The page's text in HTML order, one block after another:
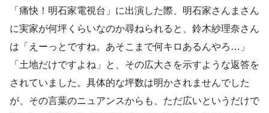
「痛快！明石家電視台」に出演した際、明石家さんまさん
に実家が何坪くらいなのか尋ねられると、鈴木紗理奈さん
は「えーっとですね。あそこまで何キロあるんやろ…」
「土地だけですよね」と、その広大さを示すような返答を
されていました。具体的な坪数は明かされませんでした
が、その言葉のニュアンスからも、ただ広いというだけで